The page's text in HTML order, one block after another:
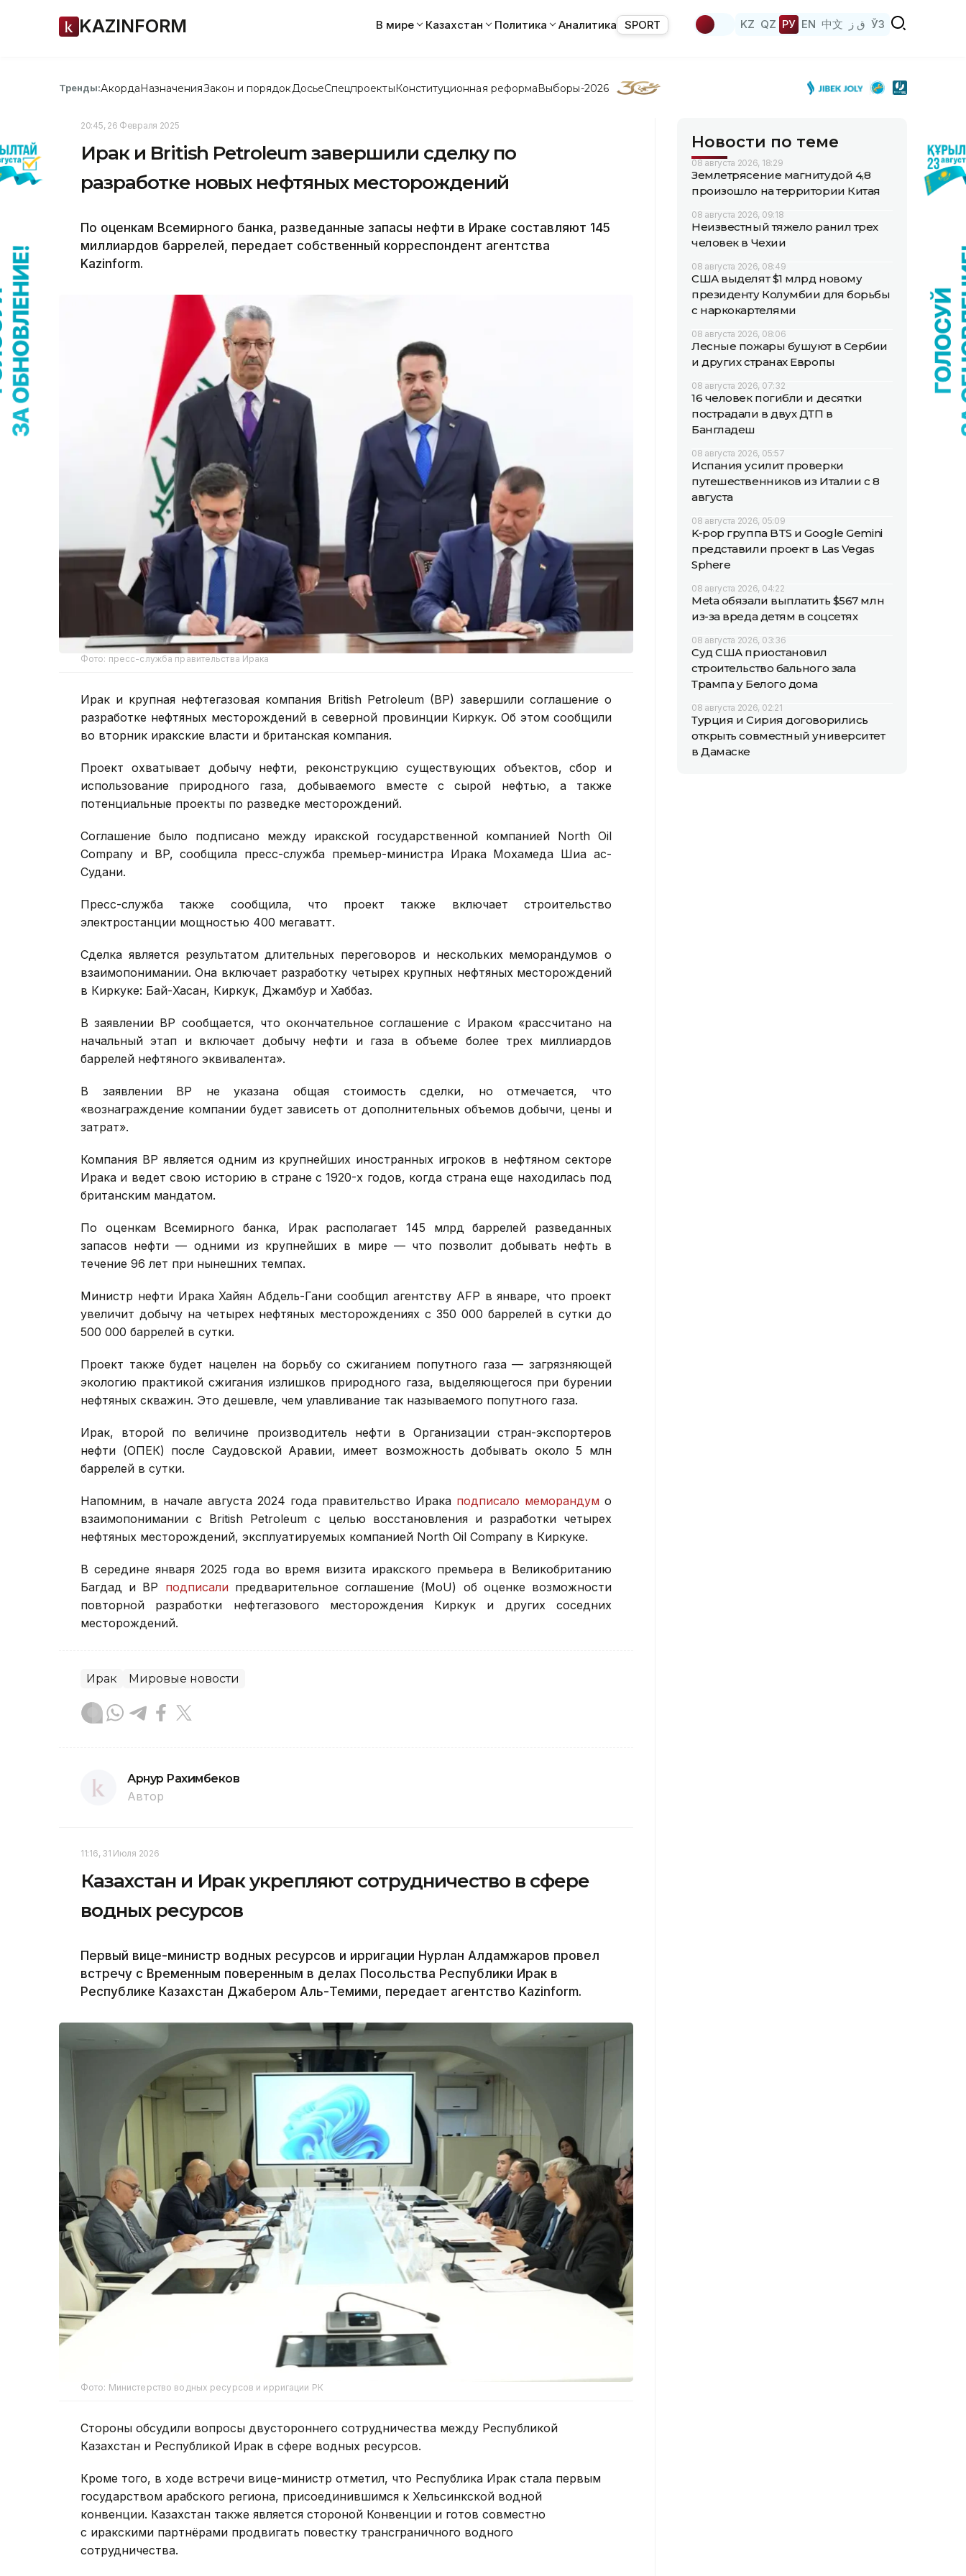
KAZINFORM В мире Казахстан Политика Аналитика SPORT KZ QZ РУ EN 中文 ق ز ЎЗ
Тренды:АкордаНазначенияЗакон и порядок ДосьеСпецпроектыКонституционная реформаВыборы-2026
20:45, 26 Февраля 2025
Ирак и British Petroleum завершили сделку по
разработке новых нефтяных месторождений
По оценкам Всемирного банка, разведанные запасы нефти в Ираке составляют 145
миллиардов баррелей, передает собственный корреспондент агентства
Kazinform.
Фото: пресс-служба правительства Ирака
Ирак и крупная нефтегазовая компания British Petroleum (BP) завершили соглашение о
разработке нефтяных месторождений в северной провинции Киркук. Об этом сообщили
во вторник иракские власти и британская компания.
Проект охватывает добычу нефти, реконструкцию существующих объектов, сбор и
использование природного газа, добываемого вместе с сырой нефтью, а также
потенциальные проекты по разведке месторождений.
Соглашение было подписано между иракской государственной компанией North Oil
Company и BP, сообщила пресс-служба премьер-министра Ирака Мохамеда Шиа ас-
Судани.
Пресс-служба также сообщила, что проект также включает строительство
электростанции мощностью 400 мегаватт.
Сделка является результатом длительных переговоров и нескольких меморандумов о
взаимопонимании. Она включает разработку четырех крупных нефтяных месторождений
в Киркуке: Бай-Хасан, Киркук, Джамбур и Хаббаз.
В заявлении BP сообщается, что окончательное соглашение с Ираком «рассчитано на
начальный этап и включает добычу нефти и газа в объеме более трех миллиардов
баррелей нефтяного эквивалента».
В заявлении BP не указана общая стоимость сделки, но отмечается, что
«вознаграждение компании будет зависеть от дополнительных объемов добычи, цены и
затрат».
Компания BP является одним из крупнейших иностранных игроков в нефтяном секторе
Ирака и ведет свою историю в стране с 1920-х годов, когда страна еще находилась под
британским мандатом.
По оценкам Всемирного банка, Ирак располагает 145 млрд баррелей разведанных
запасов нефти — одними из крупнейших в мире — что позволит добывать нефть в
течение 96 лет при нынешних темпах.
Министр нефти Ирака Хайян Абдель-Гани сообщил агентству AFP в январе, что проект
увеличит добычу на четырех нефтяных месторождениях с 350 000 баррелей в сутки до
500 000 баррелей в сутки.
Проект также будет нацелен на борьбу со сжиганием попутного газа — загрязняющей
экологию практикой сжигания излишков природного газа, выделяющегося при бурении
нефтяных скважин. Это дешевле, чем улавливание так называемого попутного газа.
Ирак, второй по величине производитель нефти в Организации стран-экспортеров
нефти (ОПЕК) после Саудовской Аравии, имеет возможность добывать около 5 млн
баррелей в сутки.
Напомним, в начале августа 2024 года правительство Ирака подписало меморандум о
взаимопонимании с British Petroleum с целью восстановления и разработки четырех
нефтяных месторождений, эксплуатируемых компанией North Oil Company в Киркуке.
В середине января 2025 года во время визита иракского премьера в Великобританию
Багдад и BP подписалипредварительное соглашение (MoU) об оценке возможности
повторной разработки нефтегазового месторождения Киркук и других соседних
месторождений.
Ирак Мировые новости
Арнур Рахимбеков
Автор
11:16, 31 Июля 2026
Казахстан и Ирак укрепляют сотрудничество в сфере
водных ресурсов
Первый вице-министр водных ресурсов и ирригации Нурлан Алдамжаров провел
встречу с Временным поверенным в делах Посольства Республики Ирак в
Республике Казахстан Джабером Аль-Темими, передает агентство Kazinform.
Фото: Министерство водных ресурсов и ирригации РК
Стороны обсудили вопросы двустороннего сотрудничества между Республикой
Казахстан и Республикой Ирак в сфере водных ресурсов.
Кроме того, в ходе встречи вице-министр отметил, что Республика Ирак стала первым
государством арабского региона, присоединившимся к Хельсинкской водной
конвенции. Казахстан также является стороной Конвенции и готов совместно
с иракскими партнёрами продвигать повестку трансграничного водного
сотрудничества.
Новости по теме
08 августа 2026, 18:29
Землетрясение магнитудой 4,8
произошло на территории Китая
08 августа 2026, 09:18
Неизвестный тяжело ранил трех
человек в Чехии
08 августа 2026, 08:49
США выделят $1 млрд новому
президенту Колумбии для борьбы
с наркокартелями
08 августа 2026, 08:06
Лесные пожары бушуют в Сербии
и других странах Европы
08 августа 2026, 07:32
16 человек погибли и десятки
пострадали в двух ДТП в
Бангладеш
08 августа 2026, 05:57
Испания усилит проверки
путешественников из Италии с 8
августа
08 августа 2026, 05:09
K-pop группа BTS и Google Gemini
представили проект в Las Vegas
Sphere
08 августа 2026, 04:22
Meta обязали выплатить $567 млн
из-за вреда детям в соцсетях
08 августа 2026, 03:36
Суд США приостановил
строительство бального зала
Трампа у Белого дома
08 августа 2026, 02:21
Турция и Сирия договорились
открыть совместный университет
в Дамаске